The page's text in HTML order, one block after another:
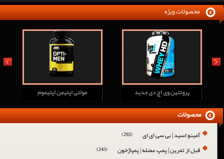
محصولات ویژه
مولتی اپتیمن اپتیموم پروتئین وی اچ دی جدید
prev next
آمینو اسید | بی سی ای ای (292)
قبل از تمرین | پمپ عضله | پمپاژخون (243)
محصولات